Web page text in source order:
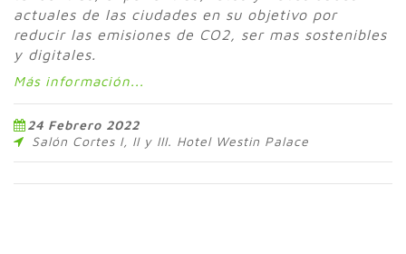
actuales de las ciudades en su objetivo por
reducir las emisiones de CO2, ser mas sostenibles
y digitales.
Más información...
24 Febrero 2022
Salón Cortes I, II y III. Hotel Westin Palace